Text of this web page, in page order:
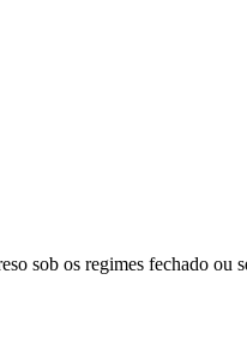
sob os regimes fechado